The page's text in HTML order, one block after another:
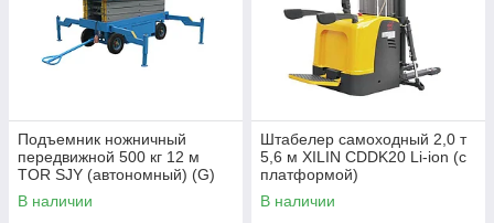
Подъемник ножничный
передвижной 500 кг 12 м
TOR SJY (автономный) (G)
В наличии
Штабелер самоходный 2,0 т
5,6 м XILIN CDDK20 Li-ion (с
платформой)
В наличии